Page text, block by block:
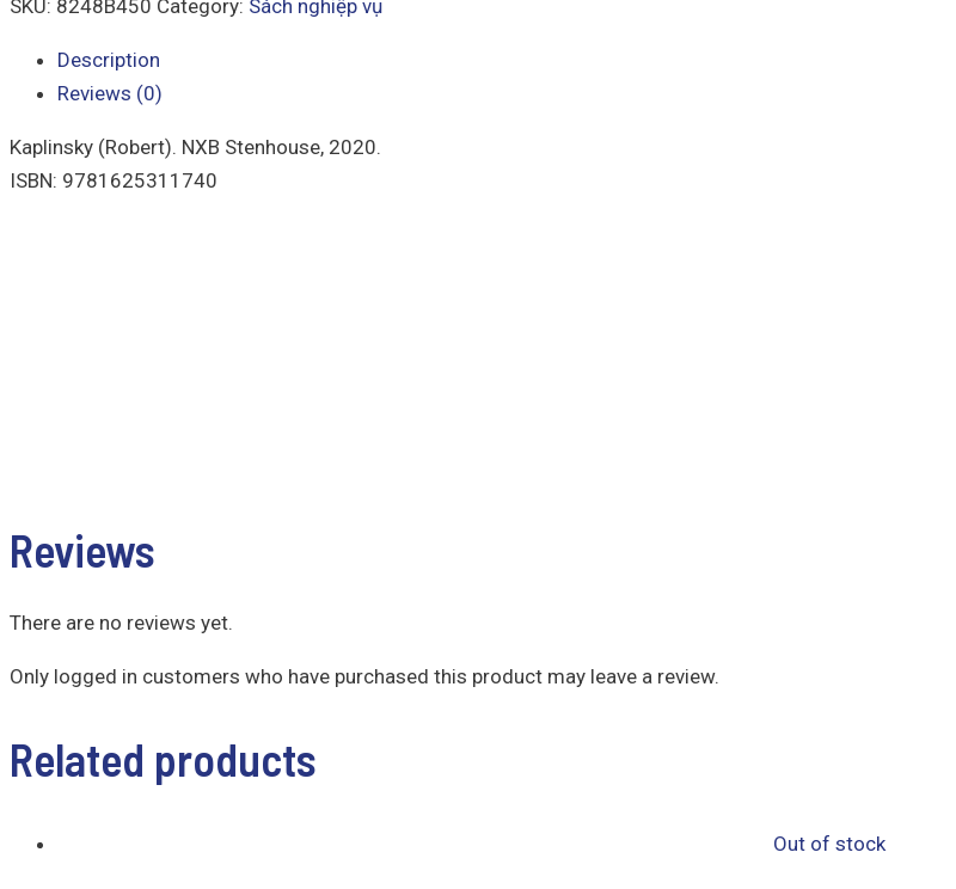
SKU: 8248B450 Category: Sách nghiệp vụ
Description
Reviews (0)
Kaplinsky (Robert). NXB Stenhouse, 2020.
ISBN: 9781625311740
Reviews
There are no reviews yet.
Only logged in customers who have purchased this product may leave a review.
Related products
Out of stock